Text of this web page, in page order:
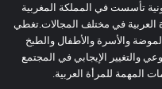
تأسست في المملكة المغربية
بشؤون المرأة العربية في مختلف المجالات.تغطي
والأسرة والأطفال والطبخ
والتغيير الإيجابي في المجتمع
المهمة للمرأة العربية.